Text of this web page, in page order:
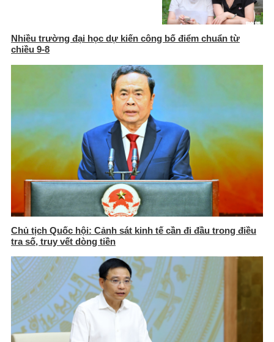
Nhiều trường đại học dự kiến công bố điểm chuẩn từ
chiều 9-8
Chủ tịch Quốc hội: Cảnh sát kinh tế cần đi đầu trong điều
tra số, truy vết dòng tiền